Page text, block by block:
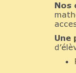
Nos
Une